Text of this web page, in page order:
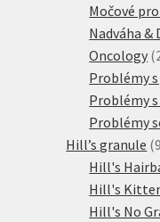
Močové
Nadváha &
Oncology
Problémy
Problémy
Problémy
Hill’s granule
Hill's
Hill's
Hill's No